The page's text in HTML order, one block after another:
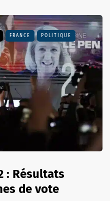
FRANCE POLITIQUE
: Résultats
de vote